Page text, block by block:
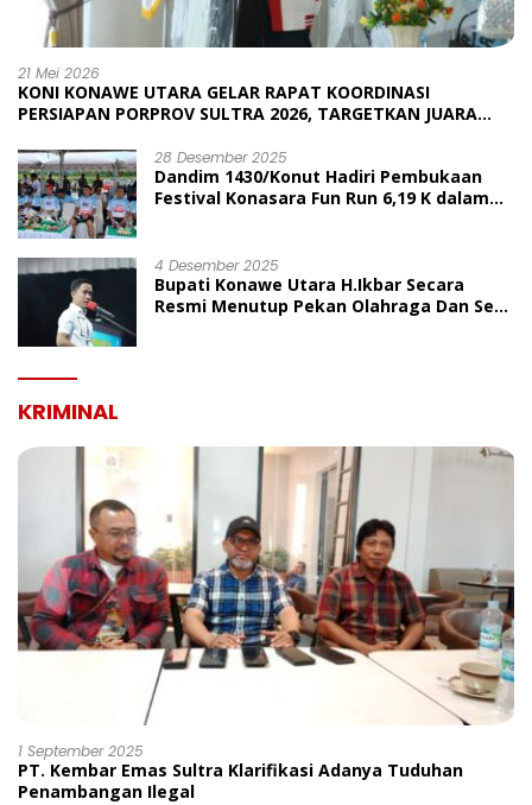
21 Mei 2026
KONI KONAWE UTARA GELAR RAPAT KOORDINASI
PERSIAPAN PORPROV SULTRA 2026, TARGETKAN JUARA
28 Desember 2025
Dandim 1430/Konut Hadiri Pembukaan
Festival Konasara Fun Run 6,19 K dalam
4 Desember 2025
Bupati Konawe Utara H.Ikbar Secara
Resmi Menutup Pekan Olahraga Dan Seni
KRIMINAL
1 September 2025
PT. Kembar Emas Sultra Klarifikasi Adanya Tuduhan
Penambangan Ilegal